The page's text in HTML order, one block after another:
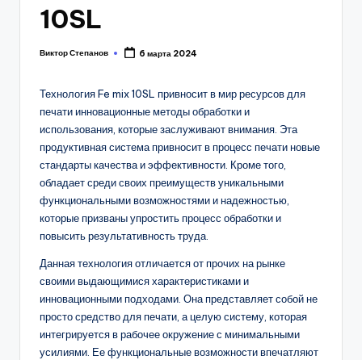
10SL
Posted
Виктор Степанов 6 марта 2024
Технология Fe mix 10SL привносит в мир ресурсов для
печати инновационные методы обработки и
использования, которые заслуживают внимания. Эта
продуктивная система привносит в процесс печати новые
стандарты качества и эффективности. Кроме того,
обладает среди своих преимуществ уникальными
функциональными возможностями и надежностью,
которые призваны упростить процесс обработки и
повысить результативность труда.
Данная технология отличается от прочих на рынке
своими выдающимися характеристиками и
инновационными подходами. Она представляет собой не
просто средство для печати, а целую систему, которая
интегрируется в рабочее окружение с минимальными
усилиями. Ее функциональные возможности впечатляют